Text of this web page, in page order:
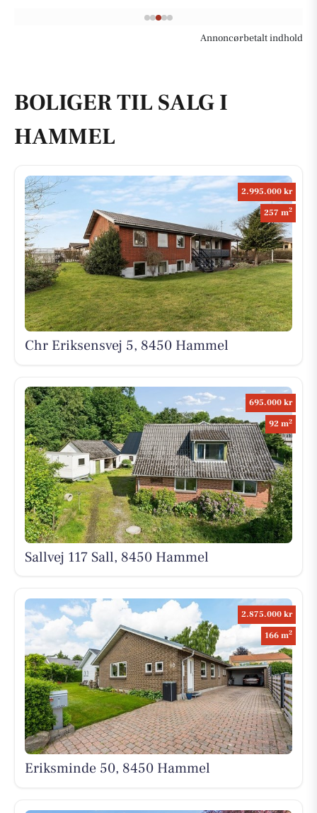
Annoncørbetalt indhold
BOLIGER TIL SALG I
HAMMEL
2.995.000 kr
257 m2
Chr Eriksensvej 5, 8450 Hammel
695.000 kr
92 m2
Sallvej 117 Sall, 8450 Hammel
2.875.000 kr
166 m2
Eriksminde 50, 8450 Hammel